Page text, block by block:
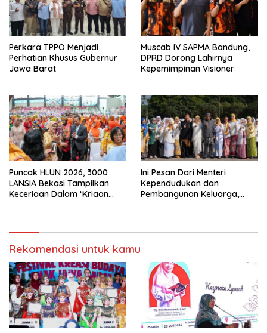
Perkara TPPO Menjadi
Perhatian Khusus Gubernur
Jawa Barat
Muscab IV SAPMA Bandung,
DPRD Dorong Lahirnya
Kepemimpinan Visioner
Puncak HLUN 2026, 3000
LANSIA Bekasi Tampilkan
Keceriaan Dalam ‘Kriaan
Ini Pesan Dari Menteri
Kependudukan dan
Pembangunan Keluarga,
Rekomendasi untuk kamu